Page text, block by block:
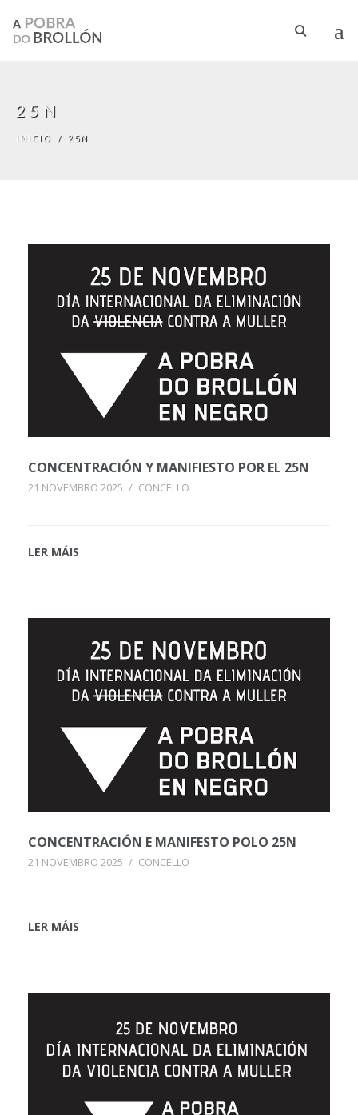
25N
INICIO / 25N
CONCENTRACIÓN Y MANIFIESTO POR EL 25N
21 NOVEMBRO 2025 / CONCELLO
LER MÁIS
CONCENTRACIÓN E MANIFESTO POLO 25N
21 NOVEMBRO 2025 / CONCELLO
LER MÁIS